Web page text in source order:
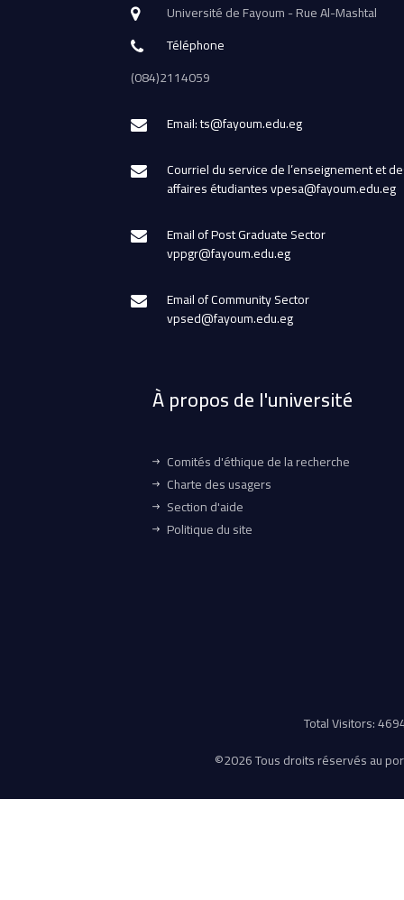
Université de Fayoum - Rue Al-Mashtal
Téléphone
(084)2114059
Email: ts@fayoum.edu.eg
Courriel du service de l’enseignement et
affaires étudiantes vpesa@fayoum.edu.eg
Email of Post Graduate Sector
vppgr@fayoum.edu.eg
Email of Community Sector
vpsed@fayoum.edu.eg
À propos de l'université
Comités d'éthique de la recherche
Charte des usagers
Section d'aide
Politique du site
Total Visitors:
©2026 Tous droits réservés au